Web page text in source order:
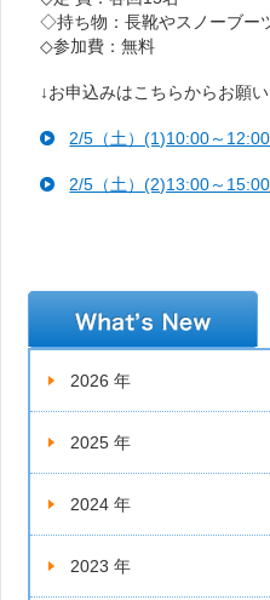
◇持ち物：長靴やスノーブー
◇参加費：無料
↓お申込みはこちらからお願
2/5（土）(1)10:00～
2/5（土）(2)13:00～
2026 年
2025 年
2024 年
2023 年